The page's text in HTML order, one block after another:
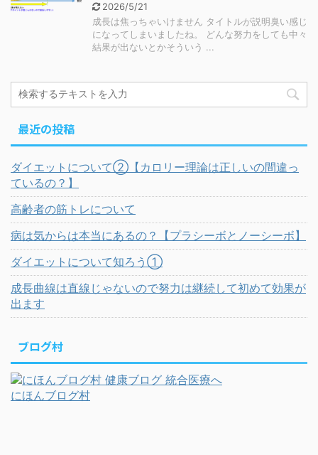
2026/5/21
成長は焦っちゃいけません タイトルが説明臭い感じ
になってしまいましたね。 どんな努力をしても中々
結果が出ないとかそういう ...
最近の投稿
ダイエットについて②【カロリー理論は正しいの間違っ
ているの？】
高齢者の筋トレについて
病は気からは本当にあるの？【プラシーボとノーシーボ】
ダイエットについて知ろう①
成長曲線は直線じゃないので努力は継続して初めて効果が
出ます
ブログ村
にほんブログ村